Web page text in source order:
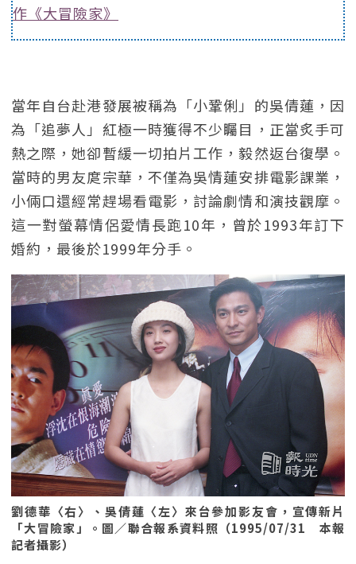
作《大冒險家》
當年自台赴港發展被稱為「小鞏俐」的吳倩蓮，因
為「追夢人」紅極一時獲得不少矚目，正當炙手可
熱之際，她卻暫緩一切拍片工作，毅然返台復學。
當時的男友庹宗華，不僅為吳情蓮安排電影課業，
小倆口還經常趕場看電影，討論劇情和演技觀摩。
這一對螢幕情侶愛情長跑10年，曾於1993年訂下
婚約，最後於1999年分手。
劉德華〈右〉、吳倩蓮〈左〉來台參加影友會，宣傳新片
「大冒險家」。圖／聯合報系資料照（1995/07/31 本報
記者攝影）